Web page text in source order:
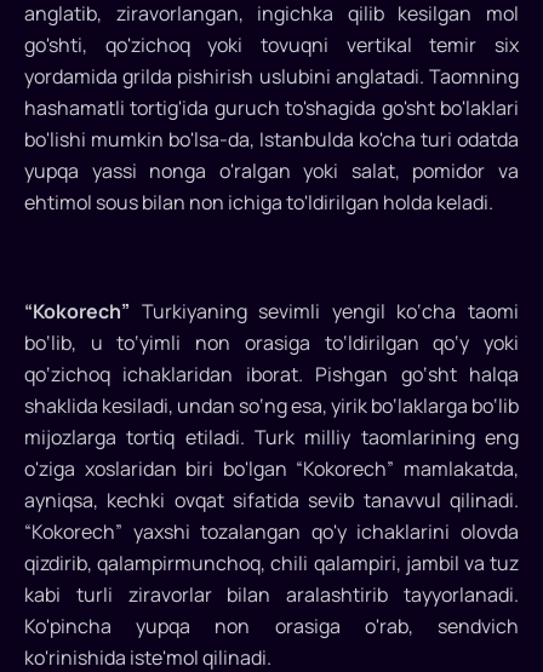
anglatib, ziravorlangan, ingichka qilib kesilgan mol
go'shti, qo'zichoq yoki tovuqni vertikal temir six
yordamida grilda pishirish uslubini anglatadi. Taomning
hashamatli tortig'ida guruch to'shagida go'sht bo'laklari
bo'lishi mumkin bo'lsa-da, Istanbulda ko'cha turi odatda
yupqa yassi nonga o'ralgan yoki salat, pomidor va
ehtimol sous bilan non ichiga to'ldirilgan holda keladi.
“Kokorech” Turkiyaning sevimli yengil ko‘cha taomi
bo‘lib, u to‘yimli non orasiga to‘ldirilgan qo‘y yoki
qo‘zichoq ichaklaridan iborat. Pishgan go‘sht halqa
shaklida kesiladi, undan so‘ng esa, yirik bo‘laklarga bo‘lib
mijozlarga tortiq etiladi. Turk milliy taomlarining eng
o'ziga xoslaridan biri bo'lgan “Kokorech” mamlakatda,
ayniqsa, kechki ovqat sifatida sevib tanavvul qilinadi.
“Kokorech” yaxshi tozalangan qo'y ichaklarini olovda
qizdirib, qalampirmunchoq, chili qalampiri, jambil va tuz
kabi turli ziravorlar bilan aralashtirib tayyorlanadi.
Ko'pincha yupqa non orasiga o'rab, sendvich
ko'rinishida iste'mol qilinadi.